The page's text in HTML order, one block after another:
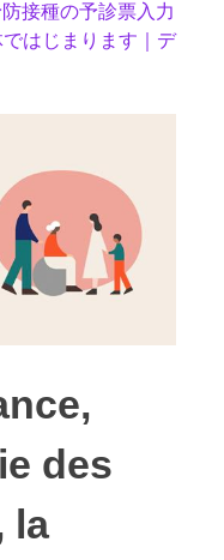
接種の予診票入力
はじまります｜デ
des
la